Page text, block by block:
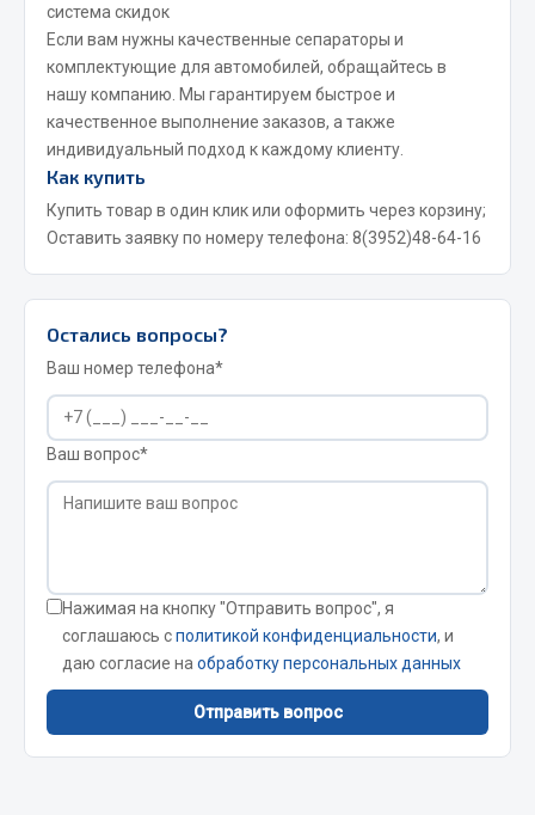
Подшипники
Весь раздел
Стяжки, тросы, канаты
Стропы
Стяжки
Весь раздел
Автохимия
3 ton
Alteco
Aвтосил
Chevron
Cosmo
система скидок
Если вам нужны качественные сепараторы и
комплектующие для автомобилей, обращайтесь в
нашу компанию. Мы гарантируем быстрое и
качественное выполнение заказов, а также
индивидуальный подход к каждому клиенту.
Как купить
Купить товар в один клик или оформить через корзину;
Оставить заявку по номеру телефона: 8(3952)48-64-16
Остались вопросы?
Ваш номер телефона*
Ваш вопрос*
Нажимая на кнопку "Отправить вопрос", я
соглашаюсь сполитикой конфиденциальности, и
даю согласие на обработку персональных данных
Отправить вопрос